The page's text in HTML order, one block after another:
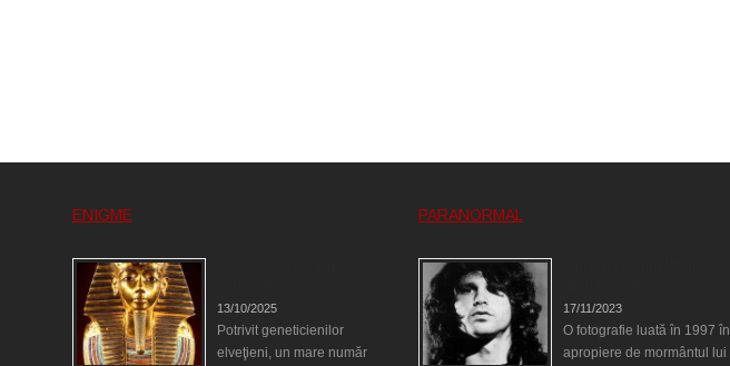
ENIGME
13/10/2025
Potrivit geneticienilor
elveţieni, un mare număr
PARANORMAL
17/11/2023
O fotografie luată în 1997 în
apropiere de mormântul lui